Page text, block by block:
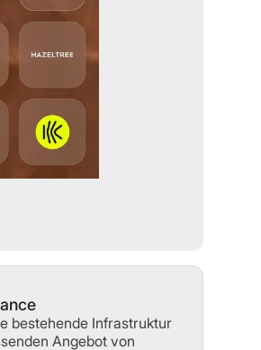
bestehende Infrastruktur
Angebot von